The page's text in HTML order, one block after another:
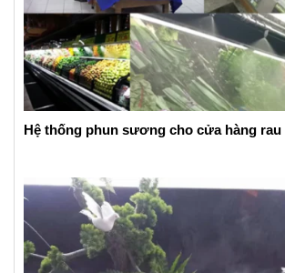
Hệ thống phun sương cho cửa hàng rau